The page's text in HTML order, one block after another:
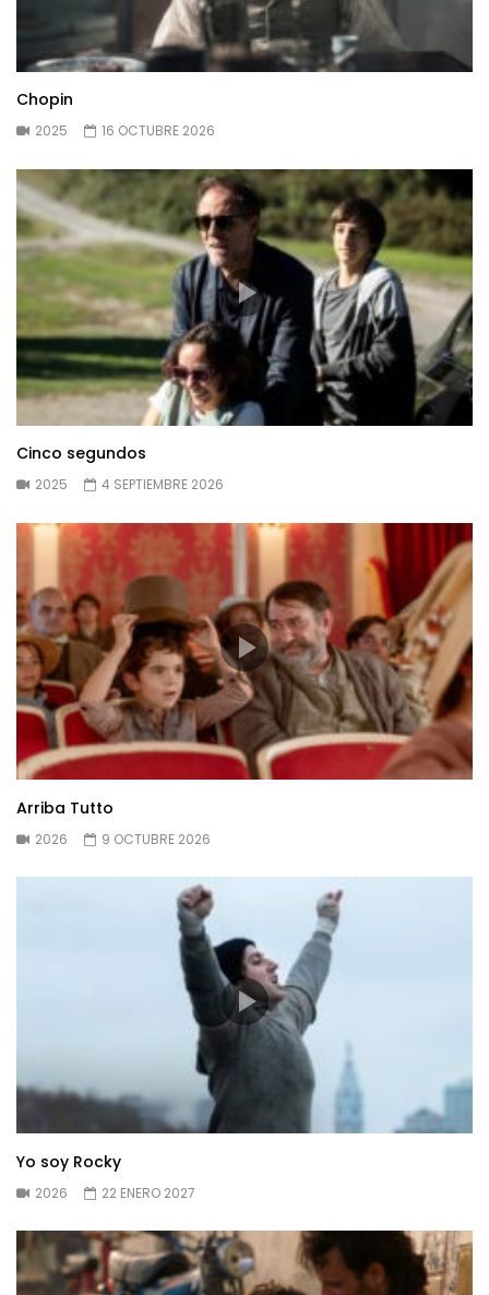
Chopin
2025 16 OCTUBRE 2026
Cinco segundos
2025 4 SEPTIEMBRE 2026
Arriba Tutto
2026 9 OCTUBRE 2026
Yo soy Rocky
2026 22 ENERO 2027